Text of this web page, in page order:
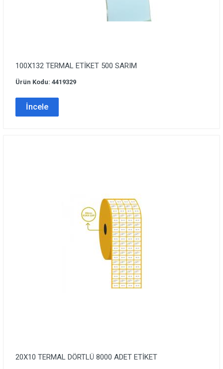
100X132 TERMAL ETİKET 500 SARIM
Ürün Kodu: 4419329
İncele
20X10 TERMAL DÖRTLÜ 8000 ADET ETİKET